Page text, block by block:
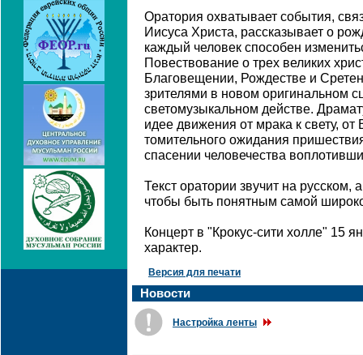
Оратория охватывает события,
Иисуса Христа, рассказывает о
каждый человек способен
Повествование о трех великих
Благовещении, Рождестве и
зрителями в новом оригинальном
светомузыкальном действе.
идее движения от мрака к свету, от
томительного ожидания
спасении человечества
Текст оратории звучит на русском,
чтобы быть понятным самой
Концерт в "Крокус-сити холле" 15
характер.
Версия для печати
Новости
Настройка ленты